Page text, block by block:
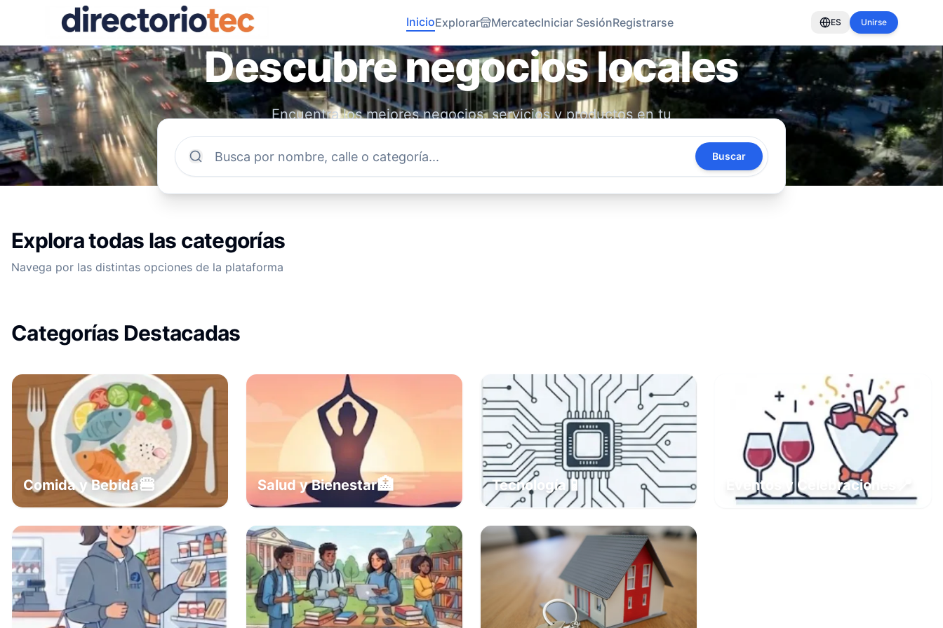
InicioExplorar MercatecIniciar SesiónRegistrarse ES Unirse
Descubre negocios locales
Encuentra los mejores negocios, servicios y productos en tu
comunidad. Conecta con emprendedores locales y apoya tu
Buscar
Explora todas las categorías
Navega por las distintas opciones de la plataforma
Categorías Destacadas
Comida y Bebida🍔 Salud y Bienestar🏥 Tecnología 📱 Eventos y Celebraciones